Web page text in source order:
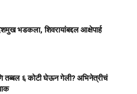
भडकला, शिवरायांबद्दल आक्षेपार्ह
तब्बल ६ कोटी घेऊन गेली? अभिनेत्रीचं